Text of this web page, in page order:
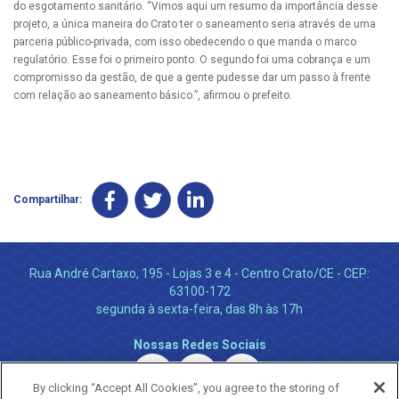
do esgotamento sanitário. “Vimos aqui um resumo da importância desse
projeto, a única maneira do Crato ter o saneamento seria através de uma
parceria público-privada, com isso obedecendo o que manda o marco
regulatório. Esse foi o primeiro ponto. O segundo foi uma cobrança e um
compromisso da gestão, de que a gente pudesse dar um passo à frente
com relação ao saneamento básico.”, afirmou o prefeito.
Compartilhar:
Rua André Cartaxo, 195 - Lojas 3 e 4 - Centro Crato/CE - CEP:
63100-172
segunda à sexta-feira, das 8h às 17h
Nossas Redes Sociais
By clicking “Accept All Cookies”, you agree to the storing of